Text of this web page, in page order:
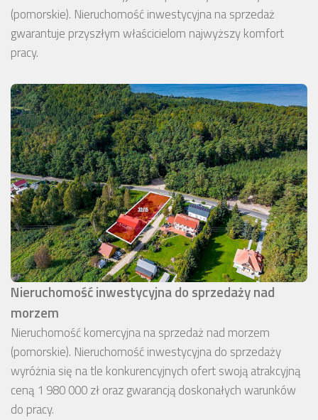
(pomorskie). Nieruchomość inwestycyjna na sprzedaż
gwarantuje przyszłym właścicielom najwyższy komfort
pracy.
Nieruchomość inwestycyjna do sprzedaży nad
morzem
Nieruchomość komercyjna na sprzedaż nad morzem
(pomorskie). Nieruchomość inwestycyjna do sprzedaży
wyróżnia się na tle konkurencyjnych ofert swoją atrakcyjną
ceną 1 980 000 zł oraz gwarancją doskonałych warunków
do pracy.